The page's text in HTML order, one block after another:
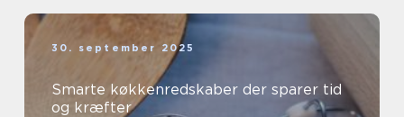
30. september 2025
Smarte køkkenredskaber der sparer tid
og kræfter